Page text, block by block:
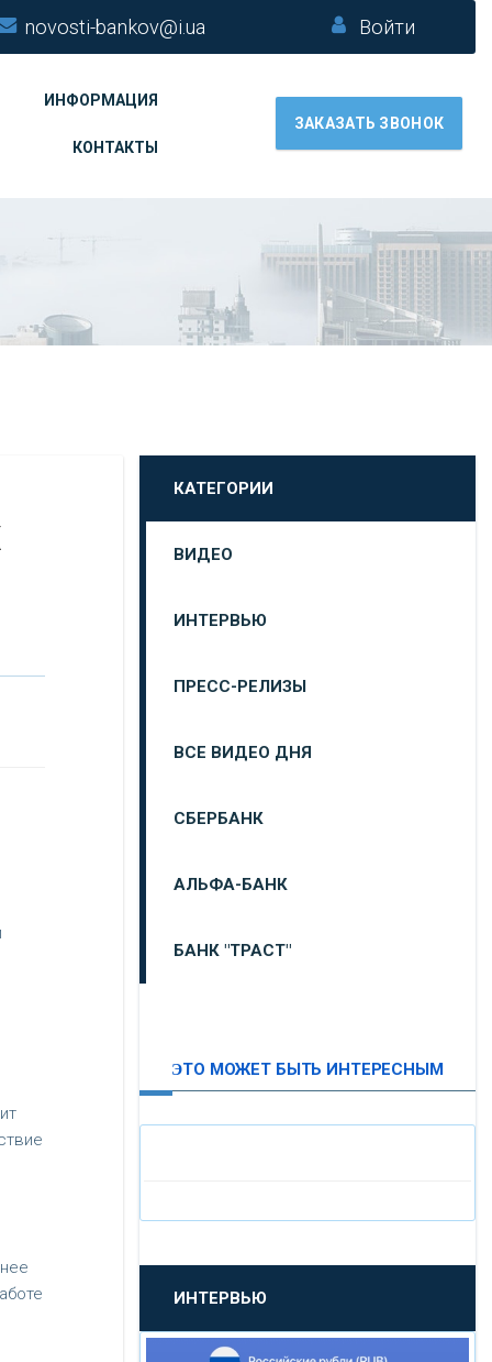
novosti-bankov@i.ua Войти
ИНФОРМАЦИЯ
КОНТАКТЫ
ЗАКАЗАТЬ ЗВОНОК
КАТЕГОРИИ
ВИДЕО
ИНТЕРВЬЮ
ПРЕСС-РЕЛИЗЫ
ВСЕ ВИДЕО ДНЯ
СБЕРБАНК
АЛЬФА-БАНК
БАНК "ТРАСТ"
«ПРОМСВЯЗЬБАНК»
ЭТО МОЖЕТ БЫТЬ ИНТЕРЕСНЫМ
ИНТЕРВЬЮ